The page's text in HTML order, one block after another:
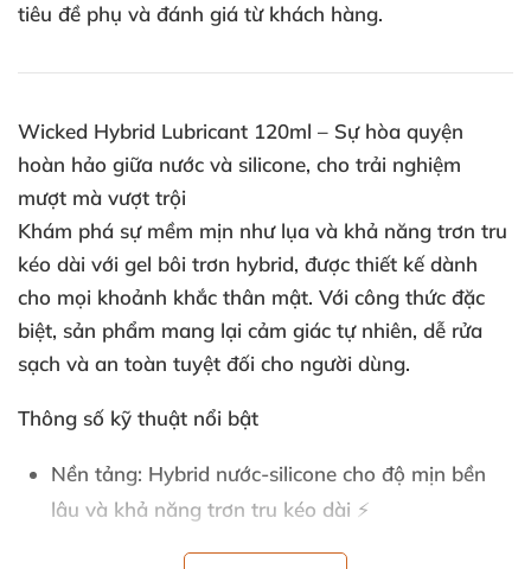
tiêu đề phụ và đánh giá từ khách hàng.
Wicked Hybrid Lubricant 120ml – Sự hòa quyện
hoàn hảo giữa nước và silicone, cho trải nghiệm
mượt mà vượt trội
Khám phá sự mềm mịn như lụa và khả năng trơn tru
kéo dài với gel bôi trơn hybrid, được thiết kế dành
cho mọi khoảnh khắc thân mật. Với công thức đặc
biệt, sản phẩm mang lại cảm giác tự nhiên, dễ rửa
sạch và an toàn tuyệt đối cho người dùng.
Thông số kỹ thuật nổi bật
Nền tảng: Hybrid nước-silicone cho độ mịn bền
lâu và khả năng trơn tru kéo dài ⚡